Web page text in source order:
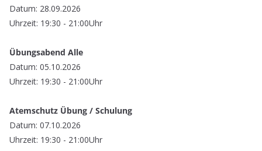
Datum: 28.09.2026
Uhrzeit: 19:30 - 21:00Uhr
Übungsabend Alle
Datum: 05.10.2026
Uhrzeit: 19:30 - 21:00Uhr
Atemschutz Übung / Schulung
Datum: 07.10.2026
Uhrzeit: 19:30 - 21:00Uhr